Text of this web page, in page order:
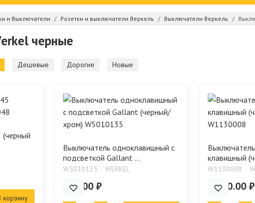
и Выключатели Розетки и выключатели Веркель Выключатели Веркель
черные
Дешевые Дорогие Новые
(черный
корзину
Выключатель одноклавишный с
подсветкой Gallant ...
W5010135 WERKEL
806.00 ₽
клавишный
W1130008
1 310.00 ₽